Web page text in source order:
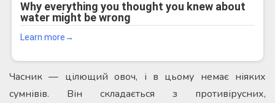
Часник — цілющий овоч, і в цьому немає ніяких
сумнівів. Він складається з противірусних,